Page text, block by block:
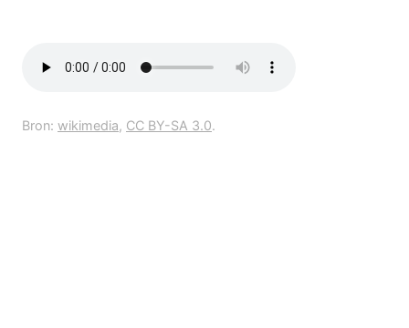
Bron: wikimedia, CC BY-SA 3.0.